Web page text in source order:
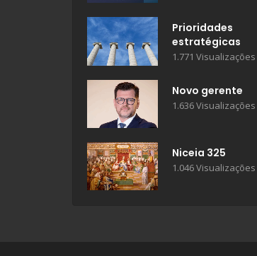
Prioridades
estratégicas
1.771 Visualizações
Novo gerente
1.636 Visualizações
Niceia 325
1.046 Visualizações